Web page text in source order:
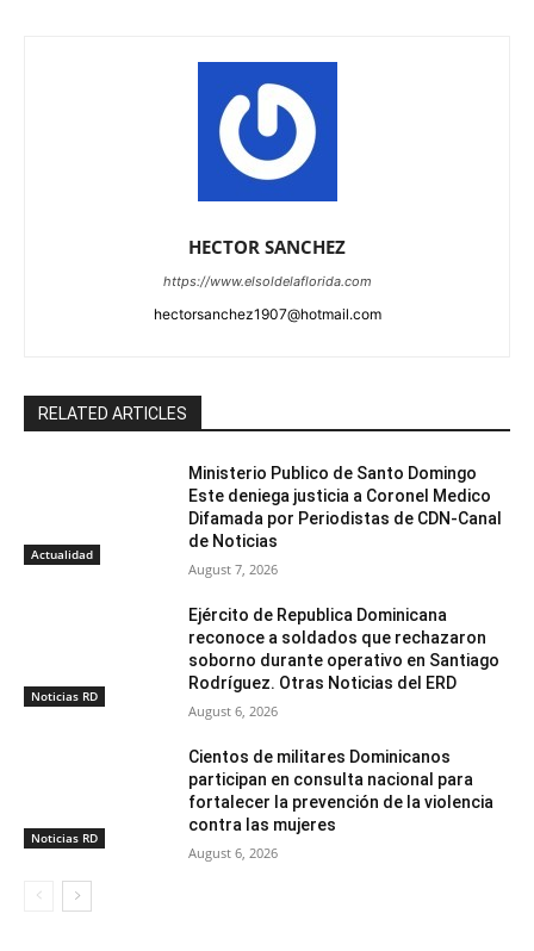
HECTOR SANCHEZ
https://www.elsoldelaflorida.com
hectorsanchez1907@hotmail.com
RELATED ARTICLES
Actualidad
Ministerio Publico de Santo Domingo
Este deniega justicia a Coronel Medico
Difamada por Periodistas de CDN-Canal
de Noticias
August 7, 2026
Noticias RD
Ejército de Republica Dominicana
reconoce a soldados que rechazaron
soborno durante operativo en Santiago
Rodríguez. Otras Noticias del ERD
August 6, 2026
Noticias RD
Cientos de militares Dominicanos
participan en consulta nacional para
fortalecer la prevención de la violencia
contra las mujeres
August 6, 2026